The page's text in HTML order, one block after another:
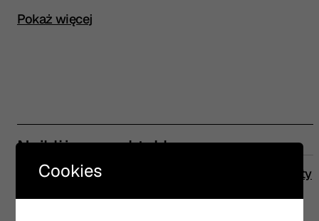
Kliknij, aby rozwinąć pełny opis spektaklu
Pokaż więcej
Najbliższe spektakle
08.11
18:00
Romeo i Julia żyją
Bilety
Cookies